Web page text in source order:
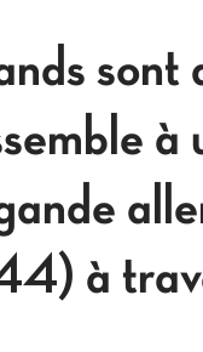
sont
à
à